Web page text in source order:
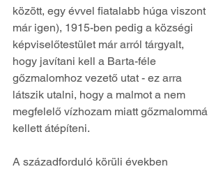
között, egy évvel fiatalabb húga viszont
már igen), 1915-ben pedig a községi
képviselőtestület már arról tárgyalt,
hogy javítani kell a Barta-féle
gőzmalomhoz vezető utat - ez arra
látszik utalni, hogy a malmot a nem
megfelelő vízhozam miatt gőzmalommá
kellett átépíteni.
A századforduló körüli években